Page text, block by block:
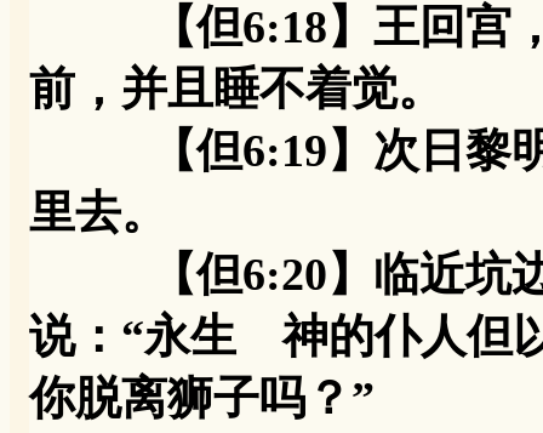
【但6:18】王回宫，
前，并且睡不着觉。
【但6:19】次日黎明
里去。
【但6:20】临近坑边
说：“永生 神的仆人但
你脱离狮子吗？”